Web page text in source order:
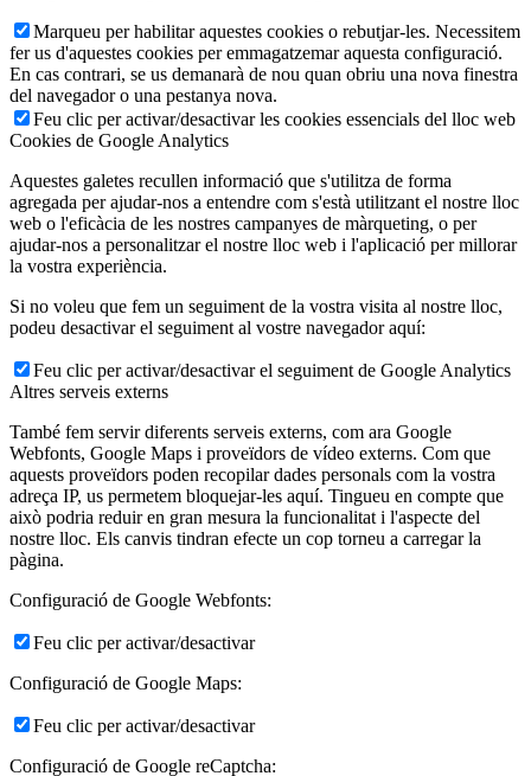
Marqueu per habilitar aquestes cookies o rebutjar-les. Necessitem
fer us d'aquestes cookies per emmagatzemar aquesta configuració.
En cas contrari, se us demanarà de nou quan obriu una nova finestra
del navegador o una pestanya nova.
Feu clic per activar/desactivar les cookies essencials del lloc web
Cookies de Google Analytics
Aquestes galetes recullen informació que s'utilitza de forma
agregada per ajudar-nos a entendre com s'està utilitzant el nostre lloc
web o l'eficàcia de les nostres campanyes de màrqueting, o per
ajudar-nos a personalitzar el nostre lloc web i l'aplicació per millorar
la vostra experiència.
Si no voleu que fem un seguiment de la vostra visita al nostre lloc,
podeu desactivar el seguiment al vostre navegador aquí:
Feu clic per activar/desactivar el seguiment de Google Analytics
Altres serveis externs
També fem servir diferents serveis externs, com ara Google
Webfonts, Google Maps i proveïdors de vídeo externs. Com que
aquests proveïdors poden recopilar dades personals com la vostra
adreça IP, us permetem bloquejar-les aquí. Tingueu en compte que
això podria reduir en gran mesura la funcionalitat i l'aspecte del
nostre lloc. Els canvis tindran efecte un cop torneu a carregar la
pàgina.
Configuració de Google Webfonts:
Feu clic per activar/desactivar
Configuració de Google Maps:
Feu clic per activar/desactivar
Configuració de Google reCaptcha: